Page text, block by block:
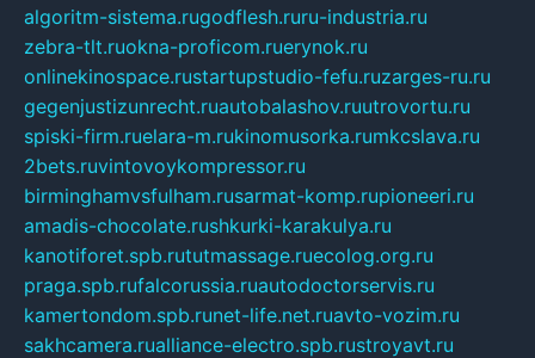
algoritm-sistema.rugodflesh.ruru-industria.ru
zebra-tlt.ruokna-proficom.ruerynok.ru
onlinekinospace.rustartupstudio-fefu.ruzarges-ru.ru
gegenjustizunrecht.ruautobalashov.ruutrovortu.ru
spiski-firm.ruelara-m.rukinomusorka.rumkcslava.ru
2bets.ruvintovoykompressor.ru
birminghamvsfulham.rusarmat-komp.rupioneeri.ru
amadis-chocolate.rushkurki-karakulya.ru
kanotiforet.spb.rututmassage.ruecolog.org.ru
praga.spb.rufalcorussia.ruautodoctorservis.ru
kamertondom.spb.runet-life.net.ruavto-vozim.ru
sakhcamera.rualliance-electro.spb.rustroyavt.ru